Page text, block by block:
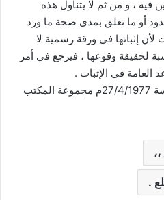
فيه ، و من ثم لا يتناول هذه
أو ما تعلق بمدى صحة ما ورد
إثباتها في ورقة رسمية لا
لحقيقة وقوعها ، فيرجع في أمر
العامة في الإثبات .
( الطعن رقم 19 لسنة 41 ق جلسة 27/4/1977م مجموعة المكتب
.